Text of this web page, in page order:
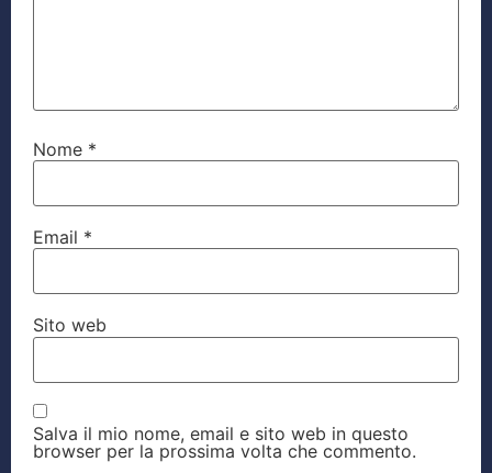
Nome *
Email *
Sito web
Salva il mio nome, email e sito web in questo
browser per la prossima volta che commento.